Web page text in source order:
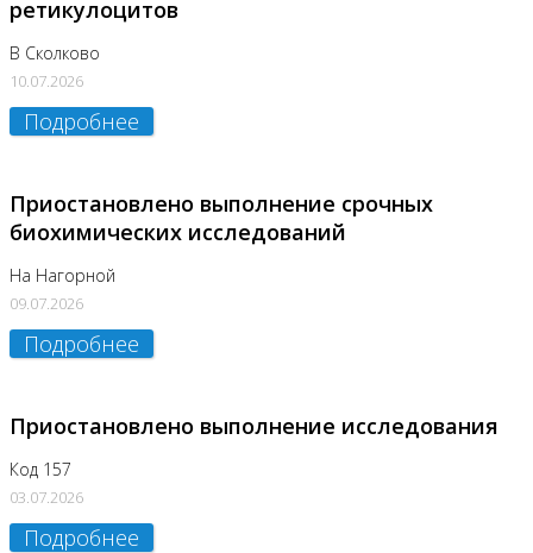
ретикулоцитов
В Сколково
10.07.2026
Подробнее
Приостановлено выполнение срочных
биохимических исследований
На Нагорной
09.07.2026
Подробнее
Приостановлено выполнение исследования
Код 157
03.07.2026
Подробнее